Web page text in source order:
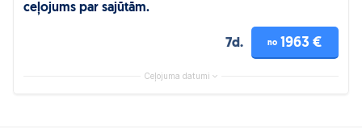
ceļojums par sajūtām.
7d. no 1963 €
Ceļojuma datumi